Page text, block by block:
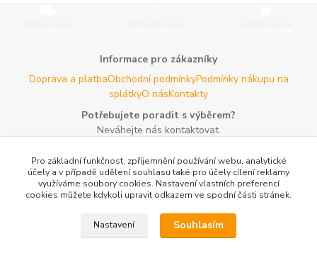
Informace pro zákazníky
Doprava a platbaObchodní podmínkyPodmínky nákupu na
splátkyO násKontakty
Potřebujete poradit s výběrem?
Neváhejte nás kontaktovat.
Email:info@agroczechia.cz- kdykoliv
Užitečné informace
lesníckeho náradia a potrieb
Formulář odstoupení o
Reklamace a vrácení zbožíRady a tipyTabulky rozměrů
Pro základní funkčnost, zpříjemnění používání webu, analytické
účely a v případě udělení souhlasu také pro účely cílení reklamy
využíváme soubory cookies. Nastavení vlastních preferencí
cookies můžete kdykoli upravit odkazem ve spodní části stránek.
Nastavení Souhlasím